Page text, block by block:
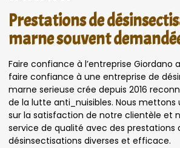
Prestations de
marne souvent
Faire confiance à l’entreprise Giordano
faire confiance à une entreprise de
marne serieuse crée depuis 2016
de la lutte anti_nuisibles. Nous
sur la satisfaction de notre clientèle et
service de qualité avec des prestations
désinsectisations diverses et efficace.